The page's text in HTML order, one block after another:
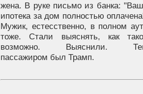
жена. В руке письмо из банка:
ипотека за дом полностью
Мужик, естесственно, в полном
тоже. Стали выяснять, как
возможно. Выяснили.
пассажиром был Трамп.